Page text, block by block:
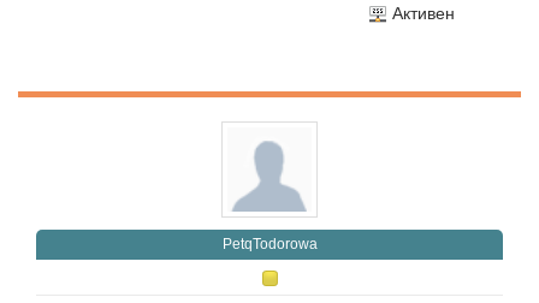
Активен
PetqTodorowa